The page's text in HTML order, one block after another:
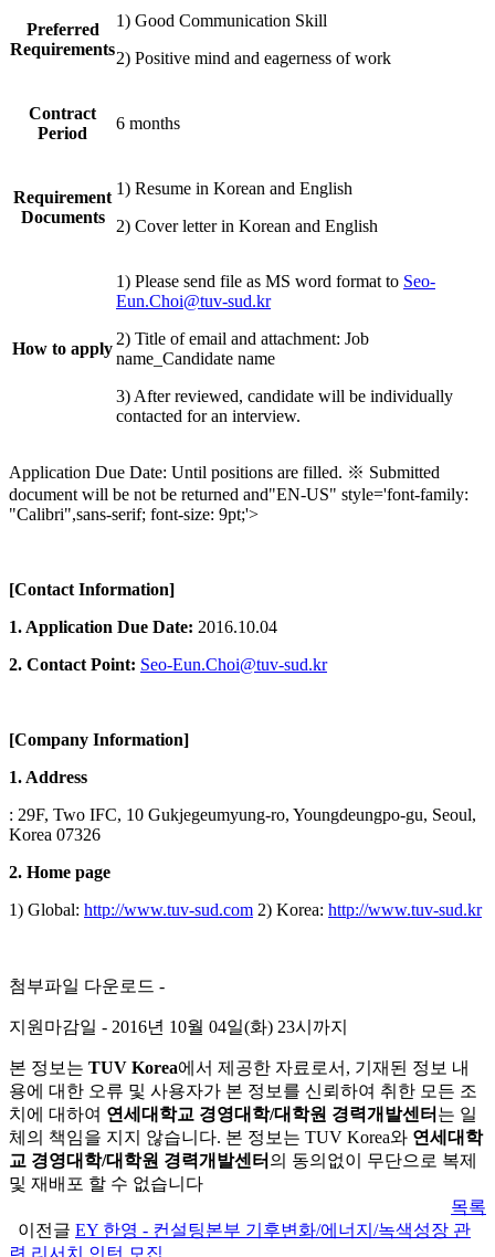
Preferred
Requirements
1) Good Communication Skill
2) Positive mind and eagerness of work
Contract
Period
6 months
Requirement
Documents
1) Resume in Korean and English
2) Cover letter in Korean and English
How to apply
1) Please send file as MS word format to Seo-
Eun.Choi@tuv-sud.kr
2) Title of email and attachment: Job
name_Candidate name
3) After reviewed, candidate will be individually
contacted for an interview.
Application Due Date: Until positions are filled. ※ Submitted
document will be not be returned and"EN-US" style='font-family:
"Calibri",sans-serif; font-size: 9pt;'>
[Contact Information]
1. Application Due Date: 2016.10.04
2. Contact Point: Seo-Eun.Choi@tuv-sud.kr
[Company Information]
1. Address
: 29F, Two IFC, 10 Gukjegeumyung-ro, Youngdeungpo-gu, Seoul,
Korea 07326
2. Home page
1) Global: http://www.tuv-sud.com 2) Korea: http://www.tuv-sud.kr
첨부파일 다운로드 -
지원마감일 - 2016년 10월 04일(화) 23시까지
본 정보는 TUV Korea에서 제공한 자료로서, 기재된 정보 내
용에 대한 오류 및 사용자가 본 정보를 신뢰하여 취한 모든 조
치에 대하여 연세대학교 경영대학/대학원 경력개발센터 는 일
체의 책임을 지지 않습니다. 본 정보는 TUV Korea와 연세대학
교 경영대학/대학원 경력개발센터 의 동의없이 무단으로 복제
및 재배포 할 수 없습니다
목록
이전글 EY 한영 - 컨설팅본부 기후변화/에너지/녹색성장 관